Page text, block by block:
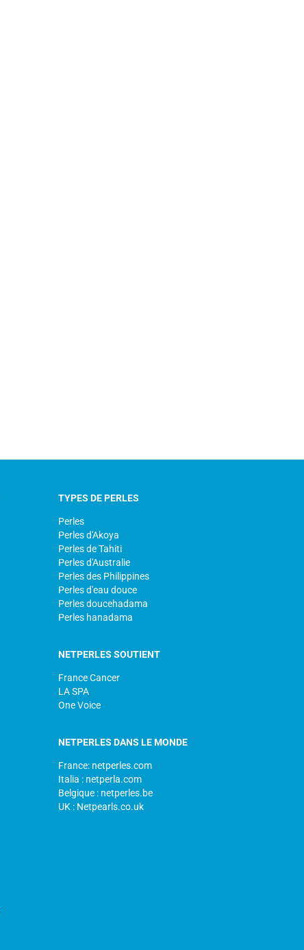
TYPES DE PERLES
Perles
Perles d'Akoya
Perles de Tahiti
Perles d'Australie
Perles des Philippines
Perles d'eau douce
Perles doucehadama
Perles hanadama
NETPERLES SOUTIENT
France Cancer
LA SPA
One Voice
NETPERLES DANS LE MONDE
France: netperles.com
Italia : netperla.com
Belgique : netperles.be
UK : Netpearls.co.uk